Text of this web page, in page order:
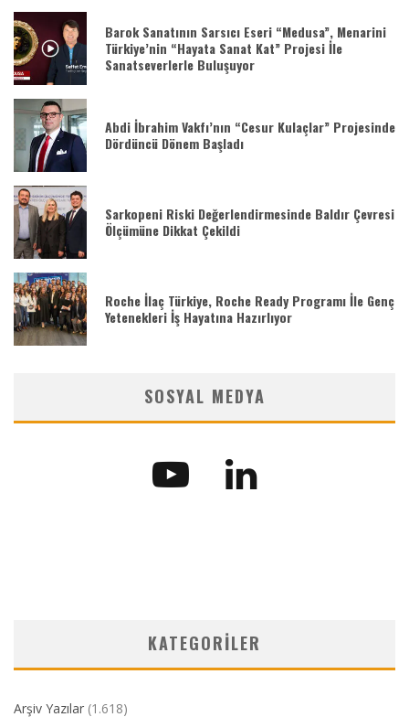
Barok Sanatının Sarsıcı Eseri “Medusa”, Menarini
Türkiye’nin “Hayata Sanat Kat” Projesi İle
Sanatseverlerle Buluşuyor
Abdi İbrahim Vakfı’nın “Cesur Kulaçlar” Projesinde
Dördüncü Dönem Başladı
Sarkopeni Riski Değerlendirmesinde Baldır Çevresi
Ölçümüne Dikkat Çekildi
Roche İlaç Türkiye, Roche Ready Programı İle Genç
Yetenekleri İş Hayatına Hazırlıyor
SOSYAL MEDYA
KATEGORILER
Arşiv Yazılar (1.618)